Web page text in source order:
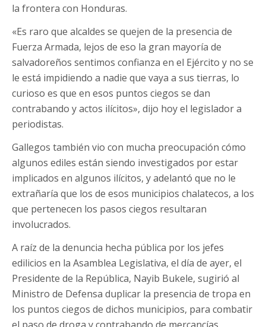
la frontera con Honduras.
«Es raro que alcaldes se quejen de la presencia de
Fuerza Armada, lejos de eso la gran mayoría de
salvadoreños sentimos confianza en el Ejército y no se
le está impidiendo a nadie que vaya a sus tierras, lo
curioso es que en esos puntos ciegos se dan
contrabando y actos ilícitos», dijo hoy el legislador a
periodistas.
Gallegos también vio con mucha preocupación cómo
algunos ediles están siendo investigados por estar
implicados en algunos ilícitos, y adelantó que no le
extrañaría que los de esos municipios chalatecos, a los
que pertenecen los pasos ciegos resultaran
involucrados.
A raíz de la denuncia hecha pública por los jefes
edilicios en la Asamblea Legislativa, el día de ayer, el
Presidente de la República, Nayib Bukele, sugirió al
Ministro de Defensa duplicar la presencia de tropa en
los puntos ciegos de dichos municipios, para combatir